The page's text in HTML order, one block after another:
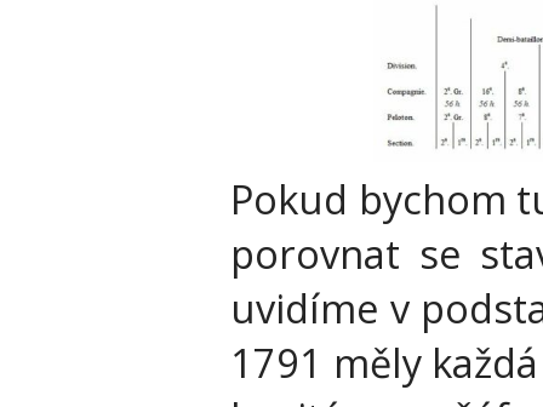
Pokud bychom
porovnat se
uvidíme v
1791 měly